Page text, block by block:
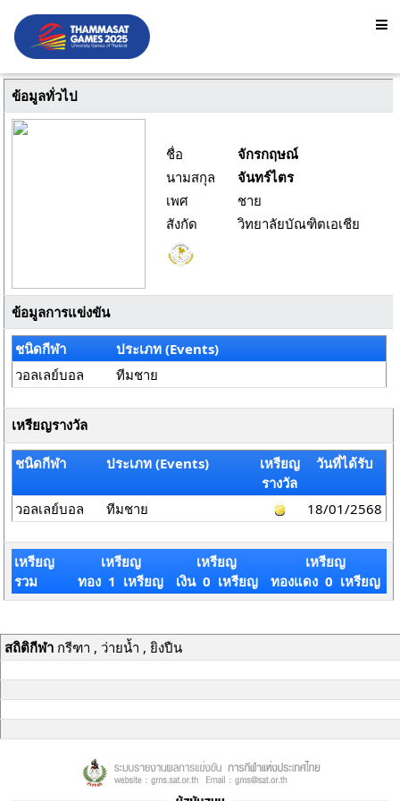
ข้อมูลทั่วไป
ชื่อ
จักรกฤษณ์
นามสกุล
จันทร์ไตร
เพศ
ชาย
สังกัด
วิทยาลัยบัณฑิตเอเชีย
ข้อมูลการแข่งขัน
ชนิดกีฬา
ประเภท (Events)
วอลเลย์บอล
ทีมชาย
เหรียญรางวัล
ชนิดกีฬา ประเภท (Events)
เหรียญ
รางวัล
วันที่ได้รับ
วอลเลย์บอล ทีมชาย 18/01/2568
เหรียญ
รวม
เหรียญ
ทอง 1 เหรียญ
เหรียญ
เงิน 0 เหรียญ
เหรียญ
ทองแดง 0 เหรียญ
สถิติกีฬากรีฑา , ว่ายน้ำ , ยิงปืน